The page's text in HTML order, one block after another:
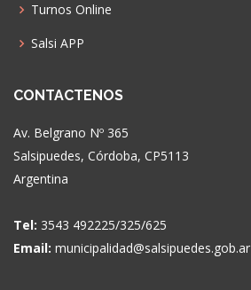
Turnos Online
Salsi APP
CONTACTENOS
Av. Belgrano Nº 365
Salsipuedes, Córdoba, CP5113
Argentina
Tel: 3543 492225/325/625
Email: municipalidad@salsipuedes.gob.ar